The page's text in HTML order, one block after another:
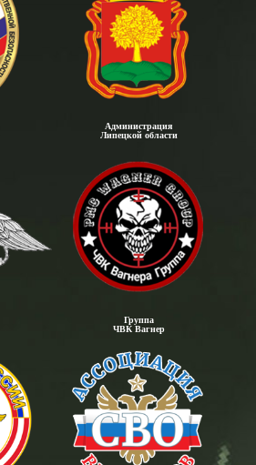
Администрация
Липецкой области
Группа
ЧВК Вагнер